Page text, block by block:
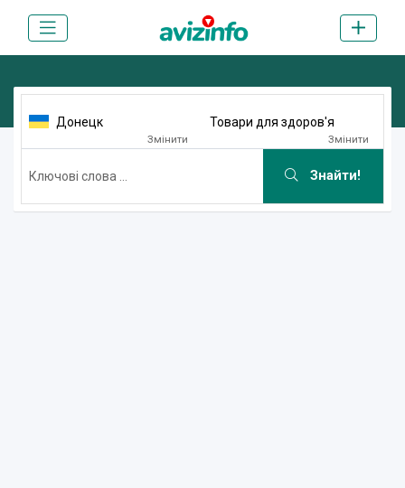
Донецк
Змінити
Товари для здоров'я
Змінити
Знайти!